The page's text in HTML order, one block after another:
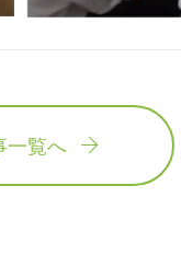
一覧へ